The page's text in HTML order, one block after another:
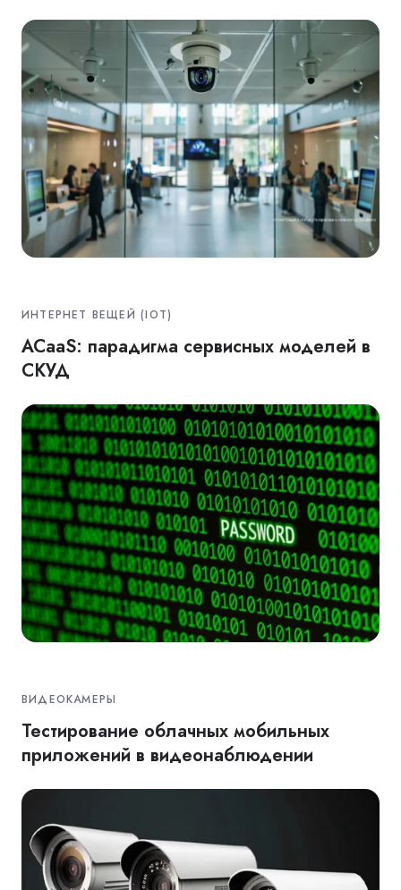
ИНТЕРНЕТ ВЕЩЕЙ (IOT)
ACaaS: парадигма сервисных моделей в
СКУД
ВИДЕОКАМЕРЫ
Тестирование облачных мобильных
приложений в видеонаблюдении